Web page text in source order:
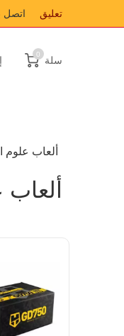
اتصل تعليق
0
سلة
ألعاب علوم
ألعاب